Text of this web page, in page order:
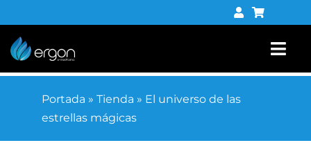
al
contenido
Libros
Portada » Tienda » El universo de las
estrellas mágicas